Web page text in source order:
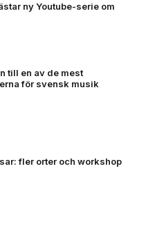
ny Youtube-serie om
till en av de mest
för svensk musik
fler orter och workshop